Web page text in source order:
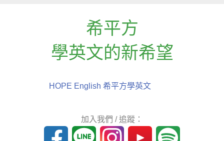
希平方
學英文的新希望
HOPE English 希平方學英文
加入我們 / 追蹤：